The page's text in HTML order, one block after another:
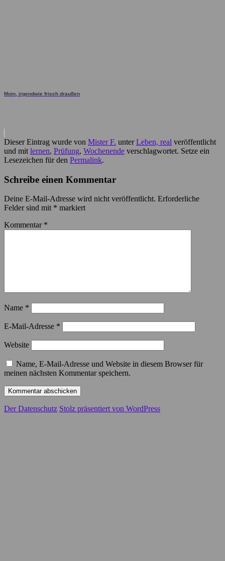
Moin, irgendwie frisch draußen
Dieser Eintrag wurde von Mister F. unterLeben, real veröffentlicht
und mit lernen, Prüfung, Wochenende verschlagwortet. Setze ein
Lesezeichen für den Permalink.
Schreibe einen Kommentar
Deine E-Mail-Adresse wird nicht veröffentlicht. Erforderliche
Felder sind mit * markiert
Kommentar *
Name *
E-Mail-Adresse *
Website
Name, E-Mail-Adresse und Website in diesem Browser für
meinen nächsten Kommentar speichern.
Der Datenschutz Stolz präsentiert von WordPress